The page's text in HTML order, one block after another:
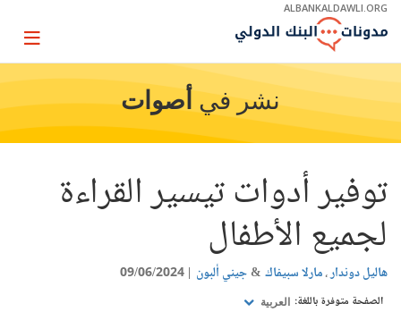
Skip
Main
ALBANKALDAWLI.ORG
Page
نشر في أصوات
توفير أدوات تيسير القراءة
لجميع الأطفال
هاليل دوندار مارلا سبيفاك جيني ألبون 09/06/2024
الصفحة متوفرة باللغة: العربية